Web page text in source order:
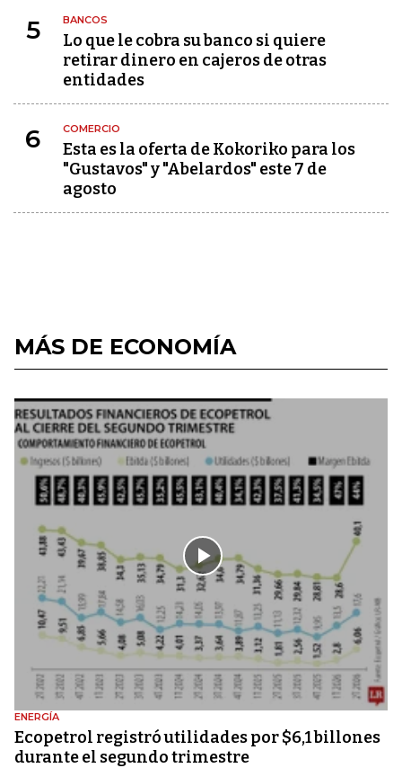
5 BANCOS
Lo que le cobra su banco si quiere
retirar dinero en cajeros de otras
entidades
6 COMERCIO
Esta es la oferta de Kokoriko para los
"Gustavos" y "Abelardos" este 7 de
agosto
MÁS DE ECONOMÍA
ENERGÍA
Ecopetrol registró utilidades por $6,1 billones
durante el segundo trimestre